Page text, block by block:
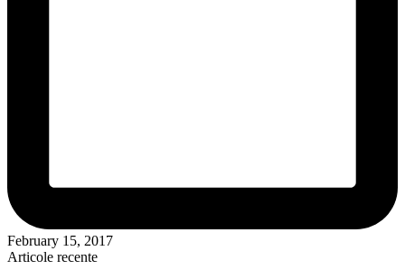
February 15, 2017
Articole recente